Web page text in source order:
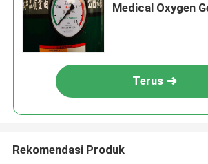
Medical Oxygen
Terus
Rekomendasi Produk